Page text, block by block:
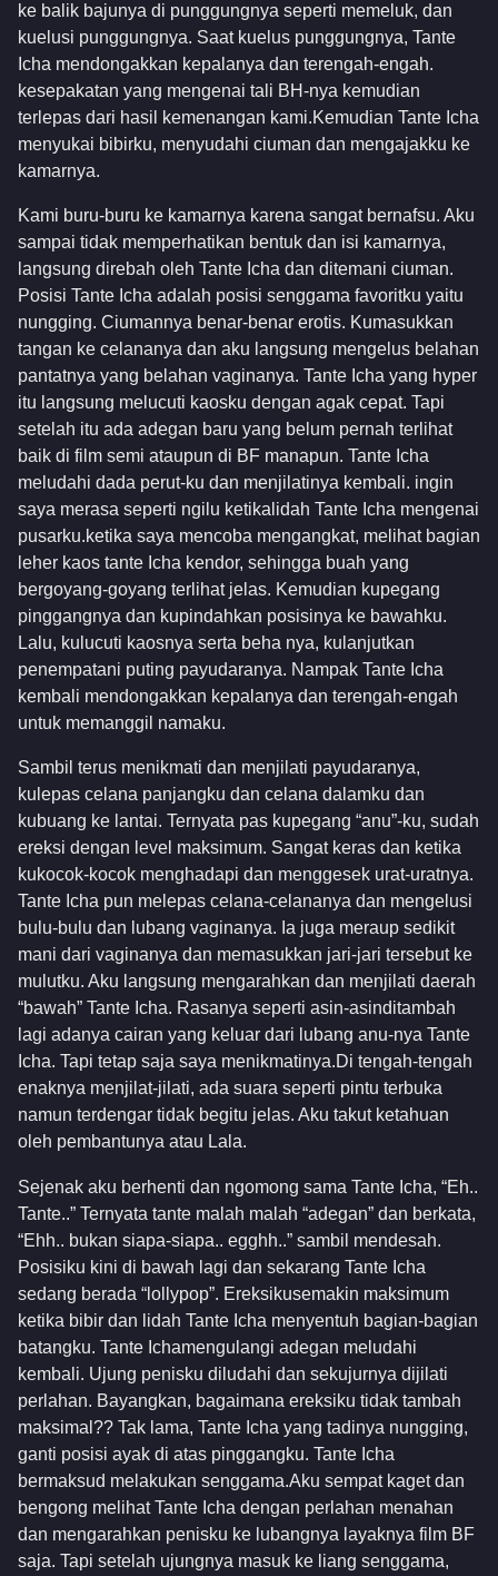
ke balik bajunya di punggungnya seperti memeluk, dan
kuelusi punggungnya. Saat kuelus punggungnya, Tante
Icha mendongakkan kepalanya dan terengah-engah.
kesepakatan yang mengenai tali BH-nya kemudian
terlepas dari hasil kemenangan kami.Kemudian Tante Icha
menyukai bibirku, menyudahi ciuman dan mengajakku ke
kamarnya.
Kami buru-buru ke kamarnya karena sangat bernafsu. Aku
sampai tidak memperhatikan bentuk dan isi kamarnya,
langsung direbah oleh Tante Icha dan ditemani ciuman.
Posisi Tante Icha adalah posisi senggama favoritku yaitu
nungging. Ciumannya benar-benar erotis. Kumasukkan
tangan ke celananya dan aku langsung mengelus belahan
pantatnya yang belahan vaginanya. Tante Icha yang hyper
itu langsung melucuti kaosku dengan agak cepat. Tapi
setelah itu ada adegan baru yang belum pernah terlihat
baik di film semi ataupun di BF manapun. Tante Icha
meludahi dada perut-ku dan menjilatinya kembali. ingin
saya merasa seperti ngilu ketikalidah Tante Icha mengenai
pusarku.ketika saya mencoba mengangkat, melihat bagian
leher kaos tante Icha kendor, sehingga buah yang
bergoyang-goyang terlihat jelas. Kemudian kupegang
pinggangnya dan kupindahkan posisinya ke bawahku.
Lalu, kulucuti kaosnya serta beha nya, kulanjutkan
penempatani puting payudaranya. Nampak Tante Icha
kembali mendongakkan kepalanya dan terengah-engah
untuk memanggil namaku.
Sambil terus menikmati dan menjilati payudaranya,
kulepas celana panjangku dan celana dalamku dan
kubuang ke lantai. Ternyata pas kupegang “anu”-ku, sudah
ereksi dengan level maksimum. Sangat keras dan ketika
kukocok-kocok menghadapi dan menggesek urat-uratnya.
Tante Icha pun melepas celana-celananya dan mengelusi
bulu-bulu dan lubang vaginanya. Ia juga meraup sedikit
mani dari vaginanya dan memasukkan jari-jari tersebut ke
mulutku. Aku langsung mengarahkan dan menjilati daerah
“bawah” Tante Icha. Rasanya seperti asin-asinditambah
lagi adanya cairan yang keluar dari lubang anu-nya Tante
Icha. Tapi tetap saja saya menikmatinya.Di tengah-tengah
enaknya menjilat-jilati, ada suara seperti pintu terbuka
namun terdengar tidak begitu jelas. Aku takut ketahuan
oleh pembantunya atau Lala.
Sejenak aku berhenti dan ngomong sama Tante Icha, “Eh..
Tante..” Ternyata tante malah malah “adegan” dan berkata,
“Ehh.. bukan siapa-siapa.. egghh..” sambil mendesah.
Posisiku kini di bawah lagi dan sekarang Tante Icha
sedang berada “lollypop”. Ereksikusemakin maksimum
ketika bibir dan lidah Tante Icha menyentuh bagian-bagian
batangku. Tante Ichamengulangi adegan meludahi
kembali. Ujung penisku diludahi dan sekujurnya dijilati
perlahan. Bayangkan, bagaimana ereksiku tidak tambah
maksimal?? Tak lama, Tante Icha yang tadinya nungging,
ganti posisi ayak di atas pinggangku. Tante Icha
bermaksud melakukan senggama.Aku sempat kaget dan
bengong melihat Tante Icha dengan perlahan menahan
dan mengarahkan penisku ke lubangnya layaknya film BF
saja. Tapi setelah ujungnya masuk ke liang senggama,